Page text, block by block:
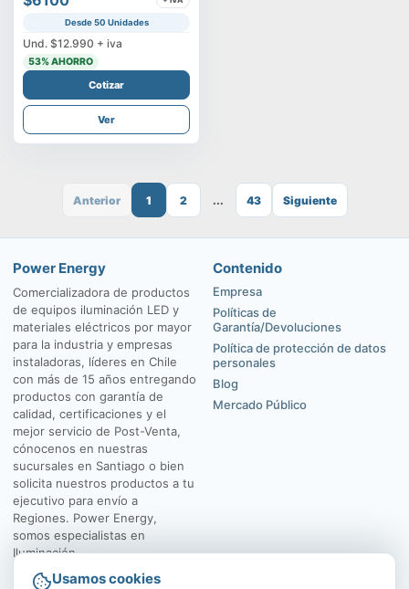
Desde 50 Unidades
Und. $12.990 + iva
53% AHORRO
Cotizar
Ver
Anterior 1 2 ... 43 Siguiente
Power Energy
Comercializadora de productos
de equipos iluminación LED y
materiales eléctricos por mayor
para la industria y empresas
instaladoras, líderes en Chile
con más de 15 años entregando
productos con garantía de
calidad, certificaciones y el
mejor servicio de Post-Venta,
cónocenos en nuestras
sucursales en Santiago o bien
solicita nuestros productos a tu
ejecutivo para envío a
Regiones. Power Energy,
somos especialistas en
Iluminación.
Contenido
Empresa
Políticas de
Garantía/Devoluciones
Política de protección de datos
personales
Blog
Mercado Público
Usamos cookies